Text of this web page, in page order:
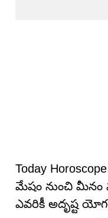
Today
మేషం నుంచి మీనం
ఎవరికీ అదృష్ట